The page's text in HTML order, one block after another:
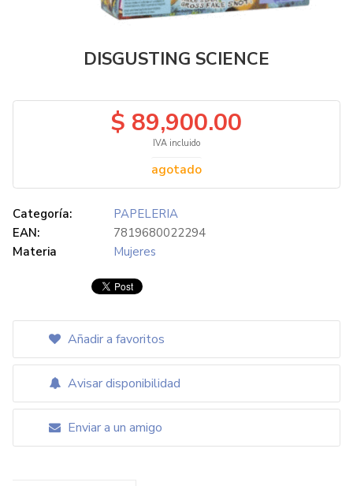
DISGUSTING SCIENCE
$ 89,900.00
IVA incluido
agotado
Categoría:
PAPELERIA
EAN:
7819680022294
Materia
Mujeres
Añadir a favoritos
Avisar disponibilidad
Enviar a un amigo